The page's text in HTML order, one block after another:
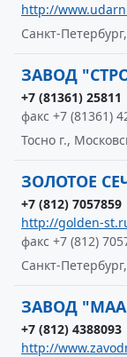
http://
Санкт-
ЗАВОД
+7 (81361) 25811
факс +7 (81361)
Тосно г.,
ЗОЛОТОЕ
+7 (812) 7057859
http://golden-
факс +7 (812)
Санкт-
ЗАВОД
+7 (812) 4388093
http://